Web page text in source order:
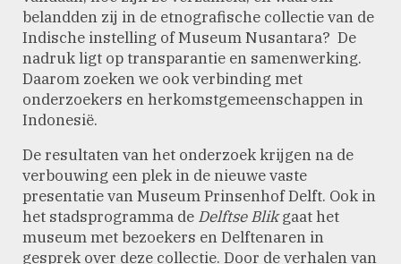
belandden zij in de etnografische collectie van de
Indische instelling of Museum Nusantara? De
nadruk ligt op transparantie en samenwerking.
Daarom zoeken we ook verbinding met
onderzoekers en herkomstgemeenschappen in
Indonesië.
De resultaten van het onderzoek krijgen na de
verbouwing een plek in de nieuwe vaste
presentatie van Museum Prinsenhof Delft. Ook in
het stadsprogramma de Delftse Blikgaat het
museum met bezoekers en Delftenaren in
gesprek over deze collectie. Door de verhalen van